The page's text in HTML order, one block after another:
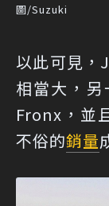
圖/Suzuki
以此可見，
相當大，
Fronx，並
不俗的銷量